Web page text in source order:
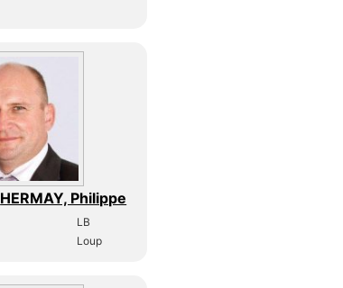
HERMAY, Philippe
LB
Loup